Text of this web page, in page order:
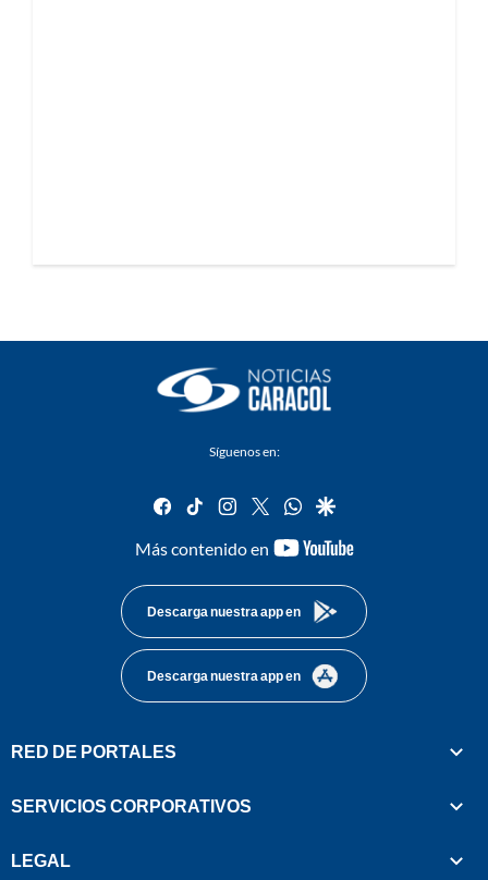
Síguenos en:
facebook
tiktok instagram
twitterwhatsapp
google
Más contenido en
youtube-
Descarga nuestra app en
Descarga nuestra app en
RED DE PORTALES
SERVICIOS CORPORATIVOS
LEGAL